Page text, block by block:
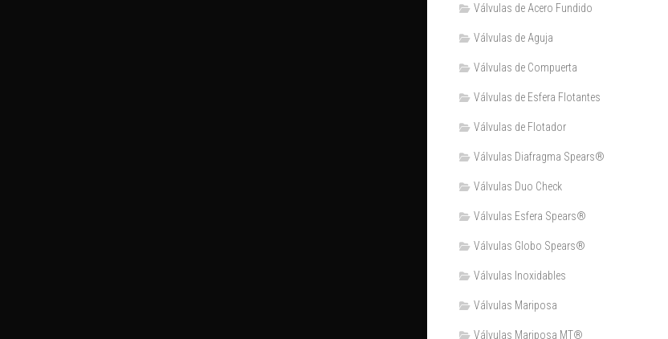
Válvulas de Acero Fundido
Válvulas de Aguja
Válvulas de Compuerta
Válvulas de Esfera Flotantes
Válvulas de Flotador
Válvulas Diafragma Spears®️
Válvulas Duo Check
Válvulas Esfera Spears®
Válvulas Globo Spears®
Válvulas Inoxidables
Válvulas Mariposa
Válvulas Mariposa MT®